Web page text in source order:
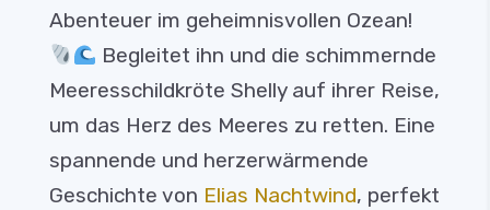
Abenteuer im geheimnisvollen Ozean!
Begleitet ihn und die schimmernde
Meeresschildkröte Shelly auf ihrer Reise,
um das Herz des Meeres zu retten. Eine
spannende und herzerwärmende
Geschichte von Elias Nachtwind, perfekt